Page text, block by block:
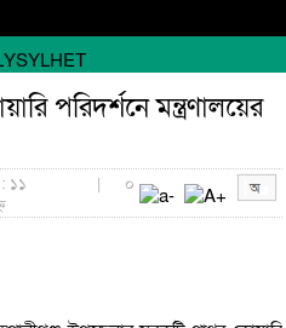
পরিদর্শনে মন্ত্রণালয়ের
১১
| ০